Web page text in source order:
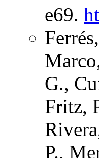
e69.
G.,
Fritz,
P.,